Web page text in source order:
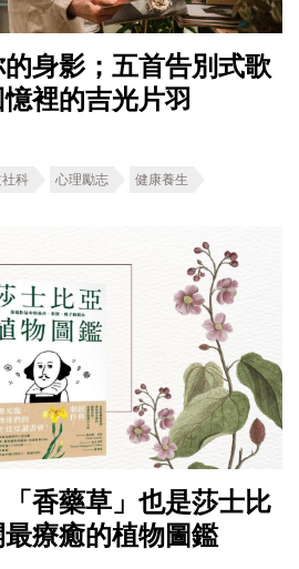
身影；五首告別式歌
裡的吉光片羽
社科 心理勵志 健康養生
香藥草」也是莎士比
療癒的植物圖鑑